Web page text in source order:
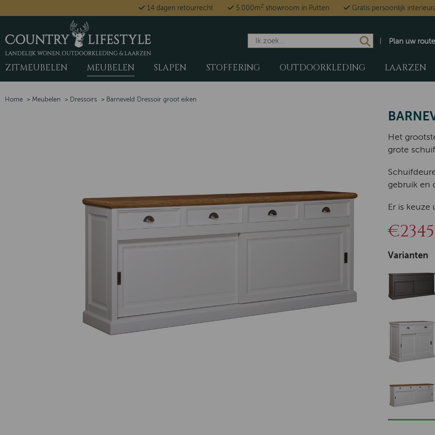
14 dagen retourrecht 5.000m2 showroom in Putten Gratis persoonlijk
Plan uw route
ZITMEUBELEN MEUBELEN SLAPEN STOFFERING OUTDOORKLEDING LAARZEN
Home > Meubelen > Dressoirs > Barneveld Dressoir groot eiken
Het
grote
gebruik en
Er is
Varianten